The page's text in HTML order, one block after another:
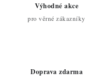
Výhodné akce
pro věrné zákazníky
Doprava zdarma